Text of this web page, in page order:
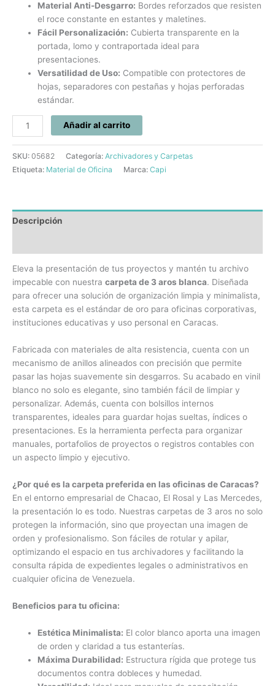
Material Anti-Desgarro: Bordes reforzados que resisten
el roce constante en estantes y maletines.
Fácil Personalización: Cubierta transparente en la
portada, lomo y contraportada ideal para
presentaciones.
Versatilidad de Uso: Compatible con protectores de
hojas, separadores con pestañas y hojas perforadas
estándar.
Añadir al carrito
SKU: 05682 Categoría: Archivadores y Carpetas
Etiqueta: Material de Oficina Marca: Capi
Descripción
Eleva la presentación de tus proyectos y mantén tu archivo
impecable con nuestra carpeta de 3 aros blanca. Diseñada
para ofrecer una solución de organización limpia y minimalista,
esta carpeta es el estándar de oro para oficinas corporativas,
instituciones educativas y uso personal en Caracas.
Fabricada con materiales de alta resistencia, cuenta con un
mecanismo de anillos alineados con precisión que permite
pasar las hojas suavemente sin desgarros. Su acabado en vinil
blanco no solo es elegante, sino también fácil de limpiar y
personalizar. Además, cuenta con bolsillos internos
transparentes, ideales para guardar hojas sueltas, índices o
presentaciones. Es la herramienta perfecta para organizar
manuales, portafolios de proyectos o registros contables con
un aspecto limpio y ejecutivo.
¿Por qué es la carpeta preferida en las oficinas de Caracas?
En el entorno empresarial de Chacao, El Rosal y Las Mercedes,
la presentación lo es todo. Nuestras carpetas de 3 aros no solo
protegen la información, sino que proyectan una imagen de
orden y profesionalismo. Son fáciles de rotular y apilar,
optimizando el espacio en tus archivadores y facilitando la
consulta rápida de expedientes legales o administrativos en
cualquier oficina de Venezuela.
Beneficios para tu oficina:
Estética Minimalista: El color blanco aporta una imagen
de orden y claridad a tus estanterías.
Máxima Durabilidad: Estructura rígida que protege tus
documentos contra dobleces y humedad.